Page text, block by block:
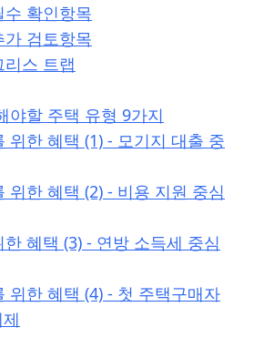
수 확인항목
가 검토항목
리스 트랩
야할 주택 유형 9가지
위한 혜택 (1) - 모기지 대출 중
위한 혜택 (2) - 비용 지원 중심
혜택 (3) - 연방 소득세 중심
위한 혜택 (4) - 첫 주택구매자